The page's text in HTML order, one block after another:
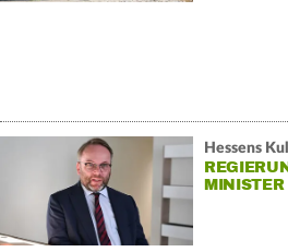
Hessens
MINISTER